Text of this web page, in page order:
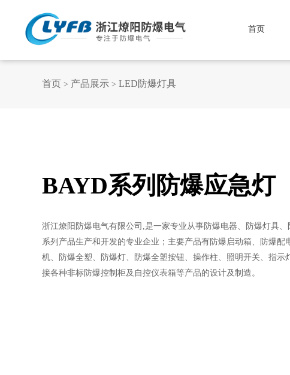
首页
首页 > 产品展示 > LED防爆灯具
BAYD系列防爆应急灯
浙江燎阳防爆电气有限公司,是一家专业从事防爆电器、防爆灯具
系列产品生产和开发的专业企业；主要产品有防爆启动箱、防爆配
机、防爆全塑、防爆灯、防爆全塑按钮、操作柱、照明开关、指示
接各种非标防爆控制柜及自控仪表箱等产品的设计及制造。